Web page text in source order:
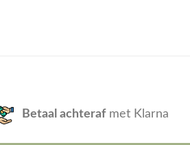
Betaal achterafmet Klarna